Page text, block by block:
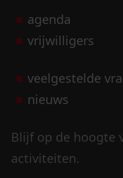
agenda
vrijwilligers
veelgestelde
nieuws
Blijf op de hoogte
activiteiten.